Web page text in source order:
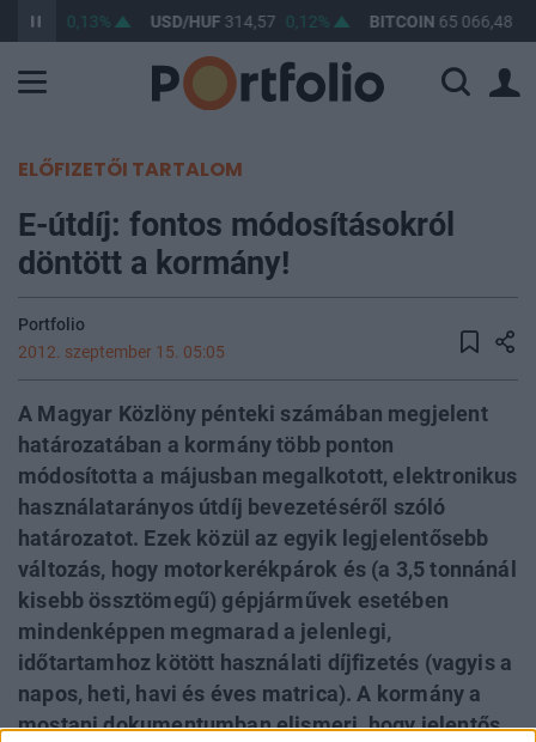
363,65 0,13% USD/HUF314,57 0,12% BITCOIN65 066,48
ELŐFIZETŐI TARTALOM
E-útdíj: fontos módosításokról
döntött a kormány!
Portfolio
2012. szeptember 15. 05:05
A Magyar Közlöny pénteki számában megjelent
határozatában a kormány több ponton
módosította a májusban megalkotott, elektronikus
használatarányos útdíj bevezetéséről szóló
határozatot. Ezek közül az egyik legjelentősebb
változás, hogy motorkerékpárok és (a 3,5 tonnánál
kisebb össztömegű) gépjárművek esetében
mindenképpen megmarad a jelenlegi,
időtartamhoz kötött használati díjfizetés (vagyis a
napos, heti, havi és éves matrica). A kormány a
mostani dokumentumban elismeri, hogy jelentős